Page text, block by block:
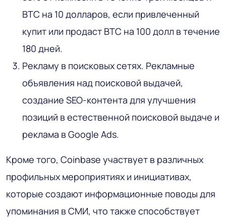
BTC на 10 долларов, если привлеченный
купит или продаст BTC на 100 долл в течение
180 дней.
Рекламу в поисковых сетях. Рекламные
объявления над поисковой выдачей,
создание SEO-контента для улучшения
позиций в естественной поисковой выдаче и
реклама в Google Ads.
Кроме того, Coinbase участвует в различных
профильных мероприятиях и инициативах,
которые создают информационные поводы для
упоминания в СМИ, что также способствует